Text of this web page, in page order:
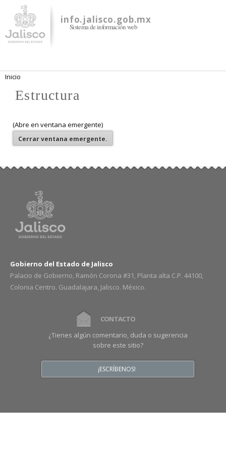
contenido
principal
info.jalisco.gob.mx
Sistema de información web
Se encuentra usted aquí
Inicio
Estructura
(Abre en ventana emergente)
Cerrarventana emergente.
Gobierno del Estado de Jalisco
Palacio de Gobierno, Ramón Corona #31, Planta alta C.P. 44100,
Colonia Centro. Guadalajara, Jalisco. México.
CONTACTO
¿Tienes algún comentario, duda o sugerencia
sobre este sitio?
¡ESCRÍBENOS!